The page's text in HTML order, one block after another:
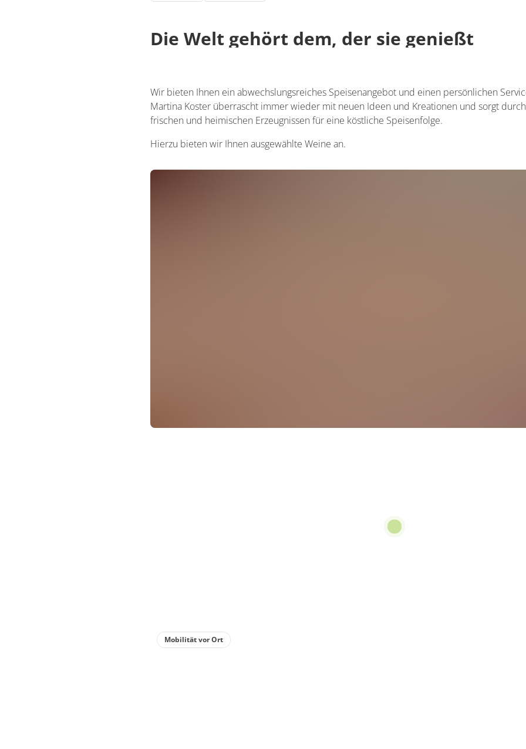
Die Welt gehört dem, der sie genießt
Wir bieten Ihnen ein abwechslungsreiches Speisenangebot und einen persönlichen
Martina Koster überrascht immer wieder mit neuen Ideen und Kreationen und sorgt
frischen und heimischen Erzeugnissen für eine köstliche Speisenfolge.
Hierzu bieten wir Ihnen ausgewählte Weine an.
Mobilität vor Ort